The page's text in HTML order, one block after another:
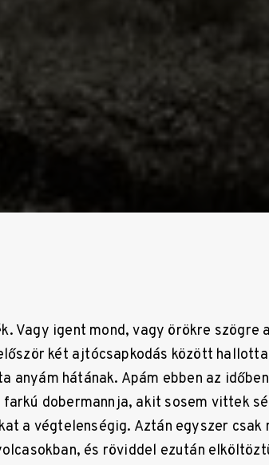
Vagy igent mond, vagy örökre szögre
két ajtócsapkodás között
anyám hátának. Apám ebben az
dobermannja, akit sosem vittek
a végtelenségig. Aztán egyszer csak
és röviddel ezután